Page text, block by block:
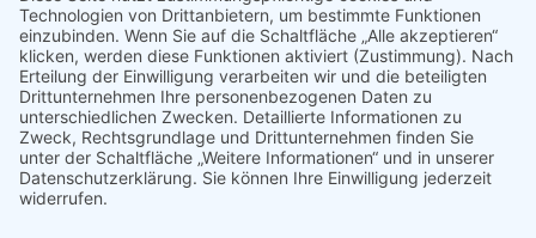
Beliebte Themen
Adaptionsmöglichkeit Aktiv-Rollstühle Alltagshilfen Alltagshilfen
für die Küche Automatische Türöffner Bad Bandscheibe Besteck
Bettenmachen
Bewegungseingeschränkung
druckentlastende Matratze Dusche & WC Fixierbrett
Füße Gehfähigkeit